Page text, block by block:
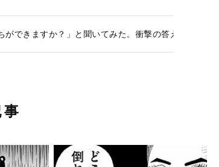
ができますか？」と聞いてみた。衝撃の答えは…!? (10)